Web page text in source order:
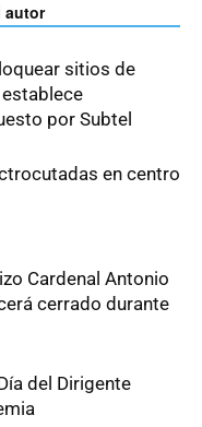
autor
sitios de
por Subtel
en centro
Cardenal Antonio
cerrado durante
del Dirigente